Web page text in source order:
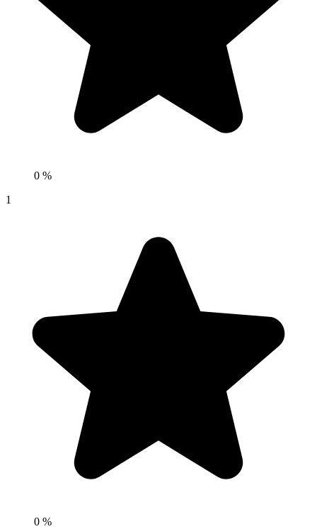
0 %
1
0 %